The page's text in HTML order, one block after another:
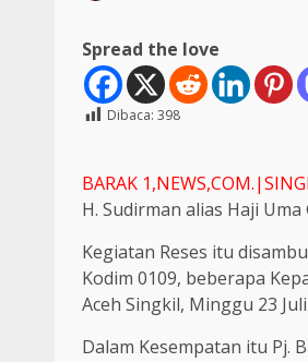
Spread the love
Dibaca: 398
BARAK
H. Sudirman alias Haji
Kegiatan Reses itu
Kodim 0109, beberapa
Aceh Singkil, Minggu 23
Dalam Kesempatan itu Pj.